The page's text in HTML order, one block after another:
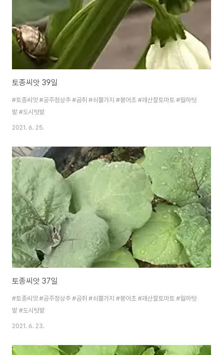
토종씨앗 39일
#토종씨앗 #공주청상추 #곰취 #쇠뿔가지 #붕어초 #괘산찰토마토 #월하텃
밭 #도시텃밭
2021. 6. 25.
토종씨앗 37일
#토종씨앗 #공주청상추 #곰취 #쇠뿔가지 #붕어초 #괘산찰토마토 #월하텃
밭 #도시텃밭
2021. 6. 23.